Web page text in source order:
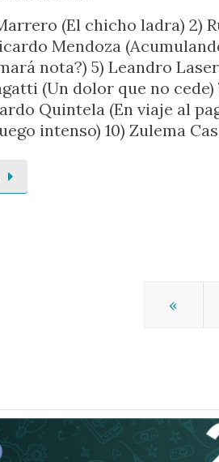
(El chicho ladra) 2)
Mendoza
nota?) 5) Leandro
(Un dolor que no cede)
Quintela (En viaje al
intenso) 10) Zulema
«